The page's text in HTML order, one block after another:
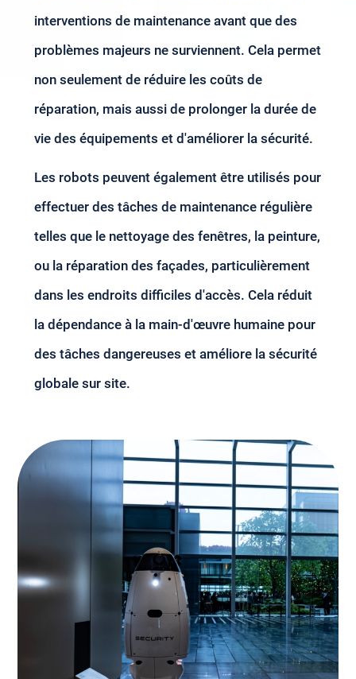
interventions de maintenance avant que des
problèmes majeurs ne surviennent. Cela permet
non seulement de réduire les coûts de
réparation, mais aussi de prolonger la durée de
vie des équipements et d'améliorer la sécurité.
Les robots peuvent également être utilisés pour
effectuer des tâches de maintenance régulière
telles que le nettoyage des fenêtres, la peinture,
ou la réparation des façades, particulièrement
dans les endroits difficiles d'accès. Cela réduit
la dépendance à la main-d'œuvre humaine pour
des tâches dangereuses et améliore la sécurité
globale sur site.